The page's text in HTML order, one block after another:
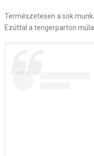
Természetesen a sok
Ezúttal a tengerparton